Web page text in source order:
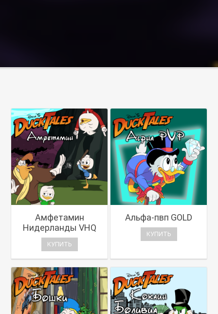
Амфетамин
Нидерланды VHQ
КУПИТЬ
Альфа-пвп GOLD
КУПИТЬ